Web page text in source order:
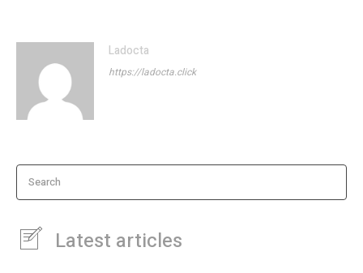
Ladocta
https://ladocta.click
Search
Latest articles